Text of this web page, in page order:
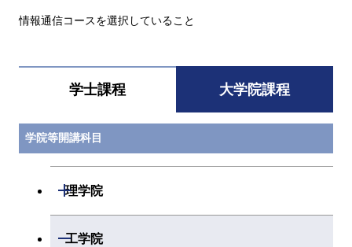
情報通信コースを選択していること
学士課程 大学院課程
学院等開講科目
理学院
開閉
工学院
開閉